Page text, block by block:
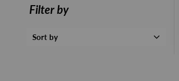
Filter by
Sort by